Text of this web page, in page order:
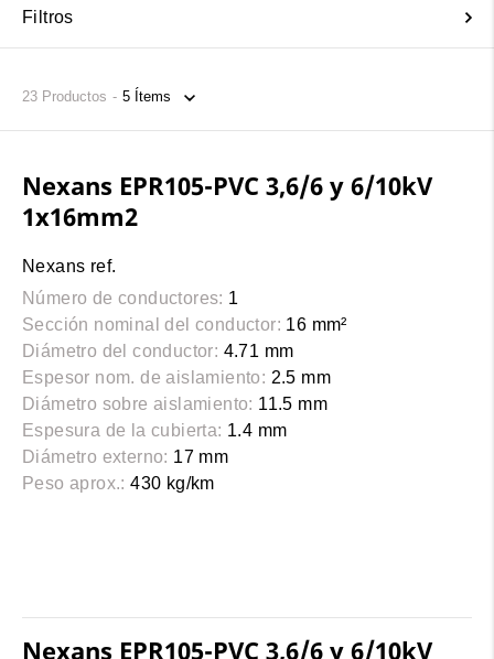
Filtros
23 Productos
Nexans EPR105-PVC 3,6/6 y 6/10kV
1x16mm2
Nexans ref.
Número de conductores: 1
Sección nominal del conductor: 16 mm²
Diámetro del conductor: 4.71 mm
Espesor nom. de aislamiento: 2.5 mm
Diámetro sobre aislamiento: 11.5 mm
Espesura de la cubierta: 1.4 mm
Diámetro externo: 17 mm
Peso aprox.: 430 kg/km
Nexans EPR105-PVC 3,6/6 y 6/10kV